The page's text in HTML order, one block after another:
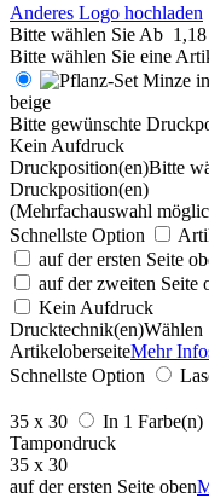
Anderes Logo hochladen
Bitte wählen Sie Ab
Bitte wählen Sie eine
beige
Bitte gewünschte
Kein Aufdruck
Druckposition(en)Bitte
Druckposition(en)
(Mehrfachauswahl
Schnellste Option
auf der ersten Seite
auf der zweiten Seite
Kein Aufdruck
Drucktechnik(en)Wählen
ArtikeloberseiteMehr
Schnellste Option
35 x 30
In 1 Farbe(n)
Tampondruck
35 x 30
auf der ersten Seite oben